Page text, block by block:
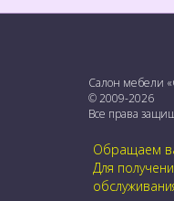
Салон мебели
© 2009-2026
Все права
Обращаем
Для